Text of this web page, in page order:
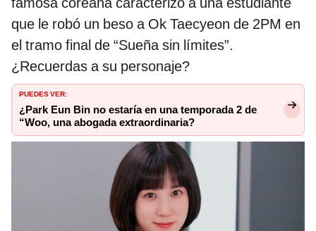
que le robó un beso a Ok Taecyeon de 2PM en
el tramo final de “Sueña sin límites”.
¿Recuerdas a su personaje?
PUEDES VER:
¿Park Eun Bin no estaría en una temporada 2 de
“Woo, una abogada extraordinaria?